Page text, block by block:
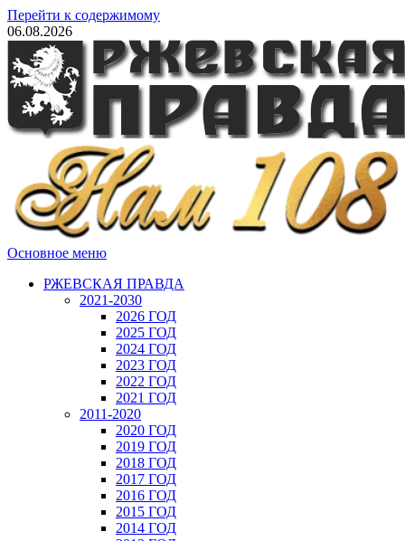
Перейти к содержимому
06.08.2026
Основное меню
РЖЕВСКАЯ ПРАВДА
2021-2030
2026 ГОД
2025 ГОД
2024 ГОД
2023 ГОД
2022 ГОД
2021 ГОД
2011-2020
2020 ГОД
2019 ГОД
2018 ГОД
2017 ГОД
2016 ГОД
2015 ГОД
2014 ГОД